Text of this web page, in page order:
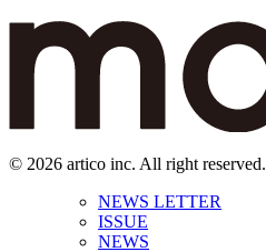
© 2026 artico inc. All right reserved.
NEWS LETTER
ISSUE
NEWS